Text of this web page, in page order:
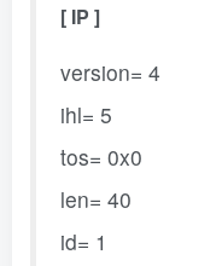
[ IP ]
version= 4
ihl= 5
tos= 0x0
len= 40
id= 1